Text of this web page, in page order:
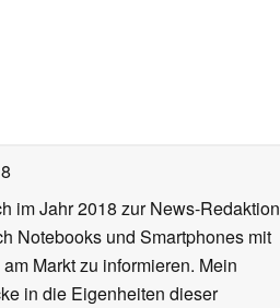
im Jahr 2018 zur News-Redaktion
Notebooks und Smartphones mit
Markt zu informieren. Mein
in die Eigenheiten dieser